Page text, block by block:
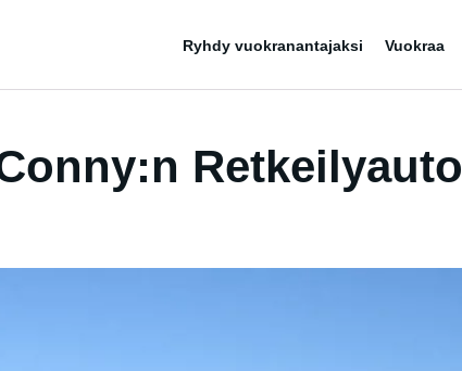
Ryhdy vuokranantajaksi Vuokraa
Retkeilyauto